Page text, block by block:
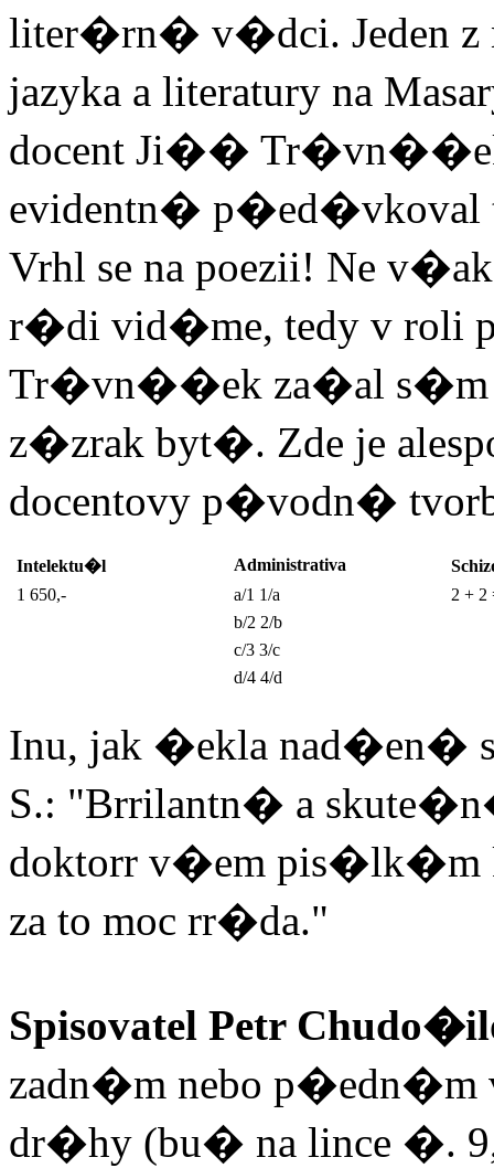
liter�rn� v�dci. Jeden
jazyka a literatury na
docent Ji��
evidentn� p�ed�vkoval
Vrhl se na poezii! Ne
r�di vid�me, tedy v roli
Tr�vn��ek za�al s�m
z�zrak byt�. Zde je
docentovy p�vodn�
Intelektu�l Administrativa
1 650,-
a/1 1/a
2 + 2
b/2 2/b
c/3 3/c
d/4 4/d
Inu, jak �ekla nad�en�
S.: "Brrilantn� a
doktorr v�em
za to moc rr�da."
Spisovatel Petr
zadn�m nebo
dr�hy (bu� na lince �.